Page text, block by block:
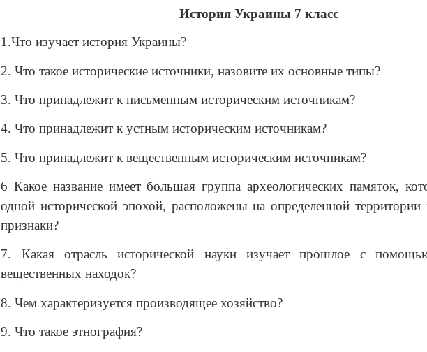
История Украины 7 класс
1.Что изучает история Украины?
2. Что такое исторические источники, назовите их основные типы?
3. Что принадлежит к письменным историческим источникам?
4. Что принадлежит к устным историческим источникам?
5. Что принадлежит к вещественным историческим источникам?
6 Какое название имеет большая группа археологических памяток,
одной исторической эпохой, расположены на определенной
признаки?
7. Какая отрасль исторической науки изучает прошлое с
вещественных находок?
8. Чем характеризуется производящее хозяйство?
9. Что такое этнография?